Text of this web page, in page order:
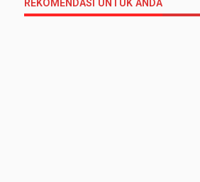
REKOMENDASI UNTUK ANDA